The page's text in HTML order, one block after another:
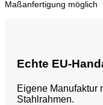
Maßanfertigung möglich
Echte EU-
Eigene Manufaktur
Stahlrahmen.